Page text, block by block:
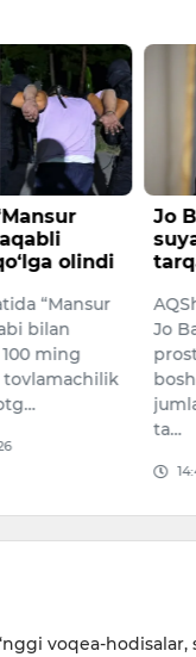
olindi
“Mansur
bilan
ming
tovlamachilik
Jo
Jo
ta…
voqea-